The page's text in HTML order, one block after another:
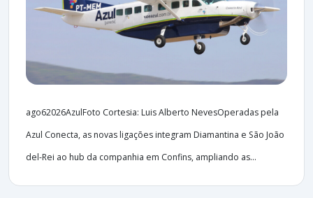
ago62026AzulFoto Cortesia: Luis Alberto NevesOperadas pela
Azul Conecta, as novas ligações integram Diamantina e São João
del-Rei ao hub da companhia em Confins, ampliando as...